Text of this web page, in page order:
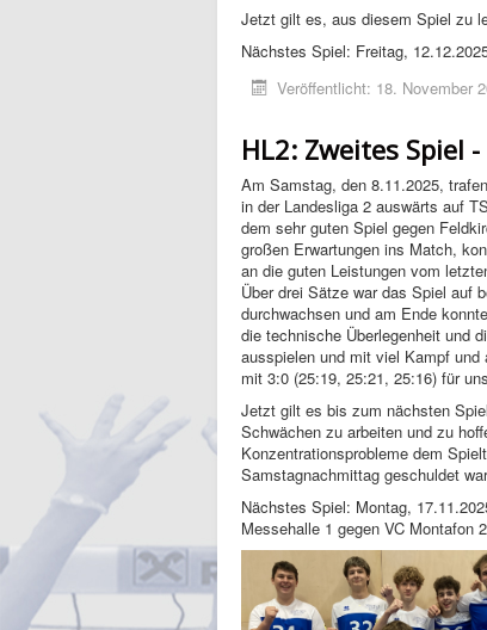
Jetzt gilt es, aus diesem Spiel zu
Nächstes Spiel: Freitag,
Veröffentlicht: 18. November
HL2: Zweites Spiel
Am Samstag, den 8.11.2025,
in der Landesliga 2 auswärts auf
dem sehr guten Spiel gegen
großen Erwartungen ins Match,
an die guten Leistungen vom
Über drei Sätze war das Spiel auf
durchwachsen und am Ende
die technische Überlegenheit und
ausspielen und mit viel Kampf und
mit 3:0 (25:19, 25:21, 25:16) für
Jetzt gilt es bis zum nächsten
Schwächen zu arbeiten und zu
Konzentrationsprobleme dem
Samstagnachmittag geschuldet
Nächstes Spiel: Montag,
Messehalle 1 gegen VC Montafon 2